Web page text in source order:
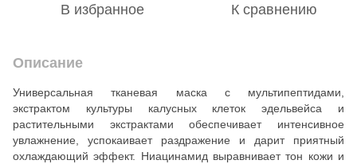
В избранное К сравнению
Описание
Универсальная тканевая маска с мультипептидами,
экстрактом культуры калусных клеток эдельвейса и
растительными экстрактами обеспечивает интенсивное
увлажнение, успокаивает раздражение и дарит приятный
охлаждающий эффект. Ниацинамид выравнивает тон кожи и